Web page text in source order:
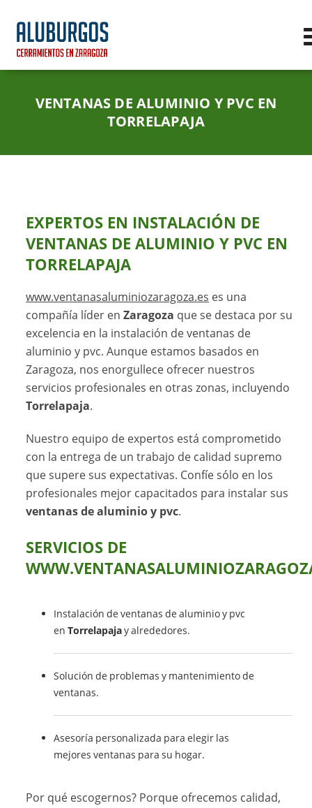
VENTANAS DE ALUMINIO Y PVC EN
TORRELAPAJA
EXPERTOS EN INSTALACIÓN DE
VENTANAS DE ALUMINIO Y PVC EN
TORRELAPAJA
www.ventanasaluminiozaragoza.es es una
compañía líder enZaragoza que se destaca por su
excelencia en la instalación de ventanas de
aluminio y pvc. Aunque estamos basados en
Zaragoza, nos enorgullece ofrecer nuestros
servicios profesionales en otras zonas, incluyendo
Torrelapaja.
Nuestro equipo de expertos está comprometido
con la entrega de un trabajo de calidad supremo
que supere sus expectativas. Confíe sólo en los
profesionales mejor capacitados para instalar sus
ventanas de aluminio y pvc.
SERVICIOS DE
Instalación de ventanas de aluminio y pvc
enTorrelapajay alrededores.
Solución de problemas y mantenimiento de
ventanas.
Asesoría personalizada para elegir las
mejores ventanas para su hogar.
Por qué escogernos? Porque ofrecemos calidad,